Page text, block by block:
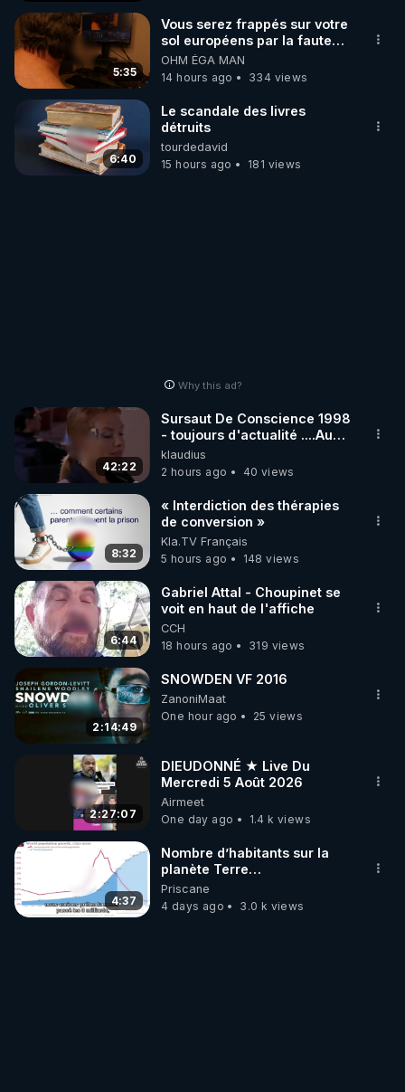
5:35
Vous serez frappés sur votre
sol européens par la faute
des dirigeants qui s'en
mettent dans le nez
OHM ÉGA MAN
14 hours ago
334 views
6:40
Le scandale des livres
détruits
tourdedavid
15 hours ago
181 views
Why this ad?
42:22
Sursaut De Conscience 1998
- toujours d'actualité ....Au
Dela Du Réel
klaudius
2 hours ago
40 views
8:32
« Interdiction des thérapies
de conversion »
Kla.TV Français
5 hours ago
148 views
6:44
Gabriel Attal - Choupinet se
voit en haut de l'affiche
CCH
18 hours ago
319 views
2:14:49
SNOWDEN VF 2016
ZanoniMaat
One hour ago
25 views
2:27:07
DIEUDONNÉ ★ Live Du
Mercredi 5 Août 2026
Airmeet
One day ago
1.4 k views
4:37
Nombre d’habitants sur la
planète Terre…
Priscane
4 days ago
3.0 k views